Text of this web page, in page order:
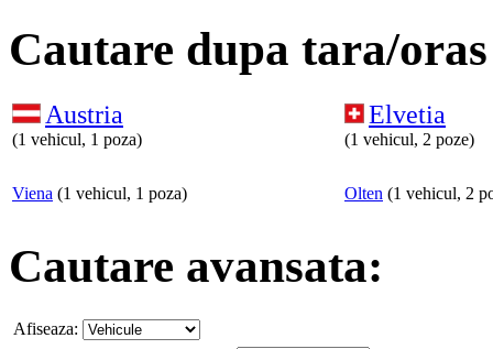
Cautare dupa tara/
Austria
(1 vehicul, 1 poza)
Elvetia
(1 vehicul, 2 poze)
Viena (1 vehicul, 1 poza) Olten (1 vehicul, 2
Cautare avansata:
Afiseaza: